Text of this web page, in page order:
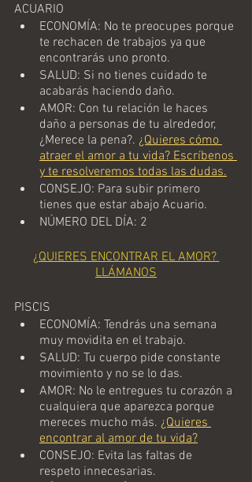
ACUARIO
ECONOMÍA: No te preocupes porque
te rechacen de trabajos ya que
encontrarás uno pronto.
SALUD: Si no tienes cuidado te
acabarás haciendo daño.
AMOR: Con tu relación le haces
daño a personas de tu alrededor,
¿Merece la pena?. ¿Quieres cómo
atraer el amor a tu vida? Escríbenos
y te resolveremos todas las dudas.
CONSEJO: Para subir primero
tienes que estar abajo Acuario.
NÚMERO DEL DÍA: 2
¿QUIERES ENCONTRAR EL AMOR?
LLÁMANOS
PISCIS
ECONOMÍA: Tendrás una semana
muy movidita en el trabajo.
SALUD: Tu cuerpo pide constante
movimiento y no se lo das.
AMOR: No le entregues tu corazón a
cualquiera que aparezca porque
mereces mucho más. ¿Quieres
encontrar al amor de tu vida?
CONSEJO: Evita las faltas de
respeto innecesarias.